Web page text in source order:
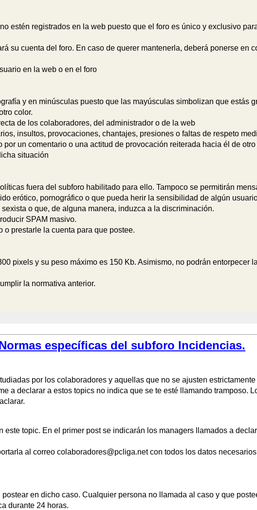
estén registrados en la web puesto que el foro es único y exclusivo
su cuenta del foro. En caso de querer mantenerla, deberá ponerse en
en la web o en el foro
y en minúsculas puesto que las mayúsculas simbolizan que estás
color.
de los colaboradores, del administrador o de la web
insultos, provocaciones, chantajes, presiones o faltas de respeto
un comentario o una actitud de provocación reiterada hacia él de
situación
fuera del subforo habilitado para ello. Tampoco se permitirán
erótico, pornográfico o que pueda herir la sensibilidad de algún
o que, de alguna manera, induzca a la discriminación.
SPAM masivo.
prestarle la cuenta para que postee.
pixels y su peso máximo es 150 Kb. Asimismo, no podrán entorpecer
la normativa anterior.
específicas del subforo Incidencias.
por los colaboradores y aquellas que no se ajusten
a declarar a estos topics no indica que se te esté llamando tramposo.
topic. En el primer post se indicarán los managers llamados a
al correo colaboradores@pcliga.net con todos los datos
en dicho caso. Cualquier persona no llamada al caso y que
durante 24 horas.